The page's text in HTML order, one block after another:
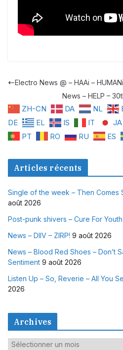
Electro News @ – HAAi –
News – HELP –
ZH-CN DA NL
DE
EL IS IT JA
PT
RO RU ES
Articles récents
Single of the week – Then Comes
août 2026
Post-punk shivers – Cure For
News – DIIV – ZIRP! 9 août 2026
News – Blood Red Shoes – Don’t
Sentiment 9 août 2026
Listen Up – So, Reverie – All You
2026
Archives
A